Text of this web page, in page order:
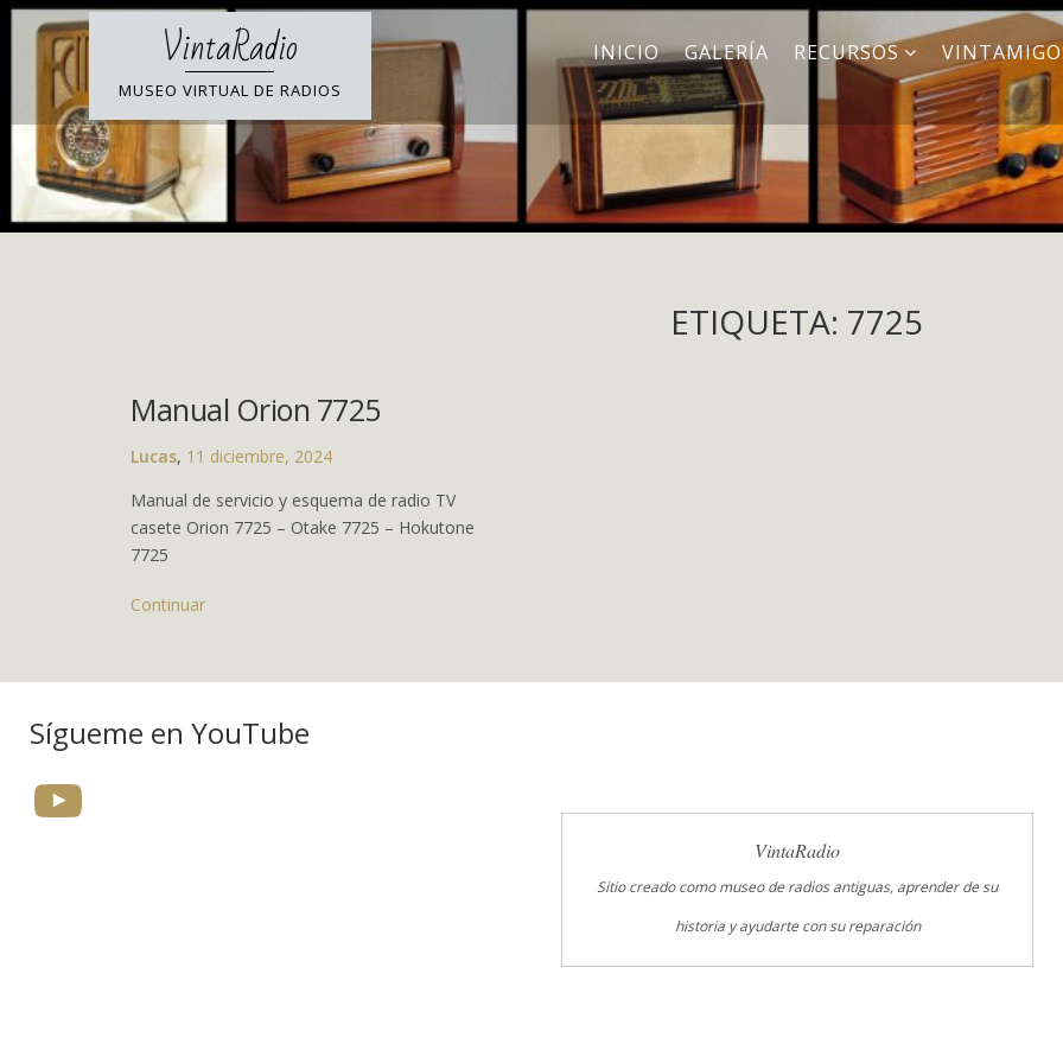
Skip
content
VintaRadio
MUSEO VIRTUAL DE RADIOS
INICIO GALERÍA RECURSOS
ETIQUETA: 7725
Manual Orion 7725
Lucas, 11 diciembre, 2024
Manual de servicio y esquema de radio TV
casete Orion 7725 – Otake 7725 – Hokutone
7725
Continuar
Sígueme en YouTube
YouTube
VintaRadio
Sitio creado como museo de radios antiguas, aprender de su
historia y ayudarte con su reparación